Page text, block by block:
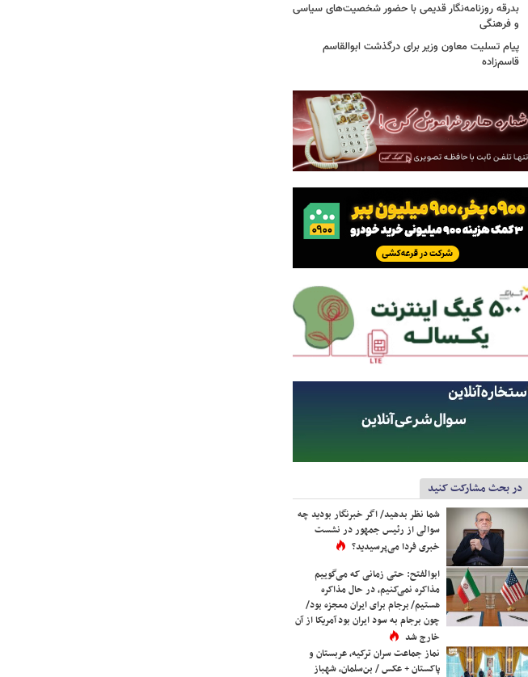
بدرقه روزنامه‌نگار قدیمی با حضور شخصیت‌های سیاسی
و فرهنگی
پیام تسلیت معاون وزیر برای درگذشت ابوالقاسم
قاسم‌زاده
در بحث مشارکت کنید
شما نظر بدهید/ اگر خبرنگار بودید چه
سوالی از رئیس جمهور در نشست
خبری فردا می‌پرسیدید؟
ابوالفتح: حتی زمانی که می‌گوییم
مذاکره نمی‌کنیم، در حال مذاکره
هستیم/ برجام برای ایران معجزه بود/
چون برجام به سود ایران بود آمریکا از آن
خارج شد
نماز جماعت سران ترکیه، عربستان و
پاکستان + عکس / بن‌سلمان، شهباز